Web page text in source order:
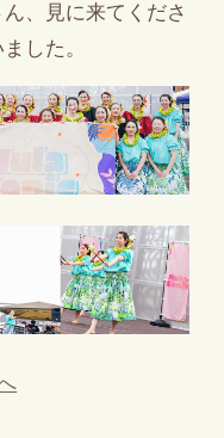
、見に来てくださ
した。